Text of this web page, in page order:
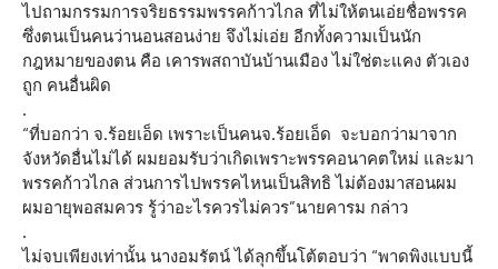
ไปถามกรรมการจริยธรรมพรรคก้าวไกล ที่ไม่ให้ตนเอ่ยชื่อพรรค
ซึ่งตนเป็นคนว่านอนสอนง่าย จึงไม่เอ่ย อีกทั้งความเป็นนัก
กฎหมายของตน คือ เคารพสถาบันบ้านเมือง ไม่ใช่ตะแคง ตัวเอง
ถูก คนอื่นผิด
.
“ที่บอกว่า จ.ร้อยเอ็ด เพราะเป็นคนจ.ร้อยเอ็ด จะบอกว่ามาจาก
จังหวัดอื่นไม่ได้ ผมยอมรับว่าเกิดเพราะพรรคอนาคตใหม่ และมา
พรรคก้าวไกล ส่วนการไปพรรคไหนเป็นสิทธิ ไม่ต้องมาสอนผม
ผมอายุพอสมควร รู้ว่าอะไรควรไม่ควร”นายคารม กล่าว
.
ไม่จบเพียงเท่านั้น นางอมรัตน์ ได้ลุกขึ้นโต้ตอบว่า “พาดพิงแบบนี้